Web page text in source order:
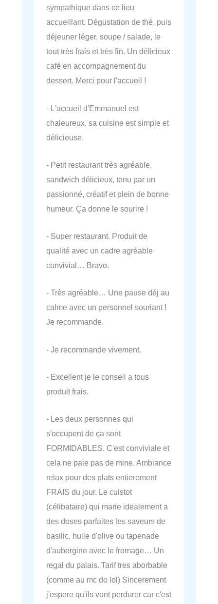
sympathique dans ce lieu
accueillant. Dégustation de thé, puis
déjeuner léger, soupe / salade, le
tout très frais et très fin. Un délicieux
café en accompagnement du
dessert. Merci pour l'accueil !
- L'accueil d'Emmanuel est
chaleureux, sa cuisine est simple et
délicieuse.
- Petit restaurant très agréable,
sandwich délicieux, tenu par un
passionné, créatif et plein de bonne
humeur. Ça donne le sourire !
- Super restaurant. Produit de
qualité avec un cadre agréable
convivial… Bravo.
- Très agréable… Une pause déj au
calme avec un personnel souriant !
Je recommande.
- Je recommande vivement.
- Excellent je le conseil a tous
produit frais.
- Les deux personnes qui
s'occupent de ça sont
FORMIDABLES. C'est conviviale et
cela ne paie pas de mine. Ambiance
relax pour des plats entierement
FRAIS du jour. Le cuistot
(célibataire) qui marie idealement a
des doses parfaites les saveurs de
basilic, huile d'olive ou tapenade
d'aubergine avec le fromage… Un
regal du palais. Tarif tres aborbable
(comme au mc do lol) Sincerement
j'espere qu'ils vont perdurer car c'est